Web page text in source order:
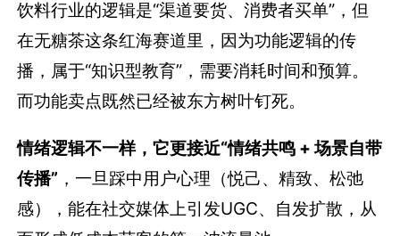
饮料行业的逻辑是“渠道要货、消费者买单”，但
在无糖茶这条红海赛道里，因为功能逻辑的传
播，属于“知识型教育”，需要消耗时间和预算。
而功能卖点既然已经被东方树叶钉死。
情绪逻辑不一样，它更接近“情绪共鸣 + 场景自带
传播” ，一旦踩中用户心理（悦己、精致、松弛
感），能在社交媒体上引发UGC、自发扩散，从